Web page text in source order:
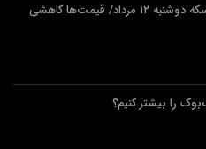
قیمت‌ها کاهشی
را بیشتر کنیم؟